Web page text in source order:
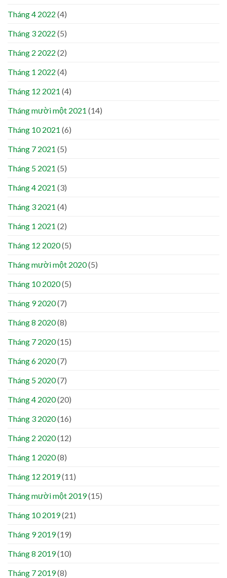
Tháng 4 2022 (4)
Tháng 3 2022 (5)
Tháng 2 2022 (2)
Tháng 1 2022 (4)
Tháng 12 2021 (4)
Tháng mười một 2021 (14)
Tháng 10 2021 (6)
Tháng 7 2021 (5)
Tháng 5 2021 (5)
Tháng 4 2021 (3)
Tháng 3 2021 (4)
Tháng 1 2021 (2)
Tháng 12 2020(5)
Tháng mười một 2020(5)
Tháng 10 2020(5)
Tháng 9 2020(7)
Tháng 8 2020(8)
Tháng 7 2020(15)
Tháng 6 2020(7)
Tháng 5 2020(7)
Tháng 4 2020(20)
Tháng 3 2020(16)
Tháng 2 2020(12)
Tháng 1 2020(8)
Tháng 12 2019(11)
Tháng mười một 2019(15)
Tháng 10 2019(21)
Tháng 9 2019(19)
Tháng 8 2019(10)
Tháng 7 2019(8)